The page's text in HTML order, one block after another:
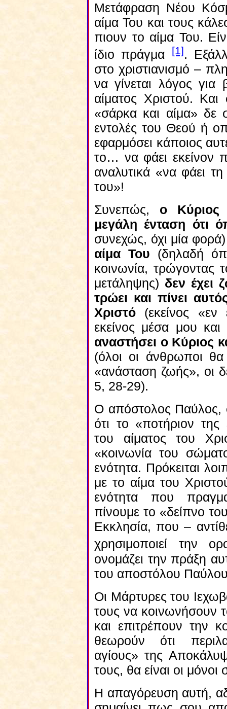
Μετάφραση Νέου
αίμα Του και τους
πιουν το αίμα Του.
ίδιο πράγμα
[1].
στο χριστιανισμό –
να γίνεται λόγος
αίματος Χριστού. Και
«σάρκα και αίμα» δε
εντολές του Θεού ή
εφαρμόσει κάποιος
το… να φάει εκείνον
αναλυτικά «να φάει
του»!
Συνεπώς, ο Κύριος
μεγάλη ένταση ότι
συνεχώς, όχι μία
αίμα Του (δηλαδή
κοινωνία, τρώγοντας
μετάληψης) δεν έχει
τρώει και πίνει
Χριστό (εκείνος
εκείνος μέσα μου
αναστήσει ο Κύριος
(όλοι οι άνθρωποι
«ανάσταση ζωής», οι
5, 28-29).
Ο απόστολος Παύλος,
ότι το «ποτήριον της
του αίματος του
«κοινωνία του
ενότητα. Πρόκειται
με το αίμα του
ενότητα που
πίνουμε το «δείπνο
Εκκλησία, που –
χρησιμοποιεί την
ονομάζει την πράξη
του αποστόλου
Οι Μάρτυρες του
τους να κοινωνήσουν
και επιτρέπουν την
θεωρούν ότι
αγίους» της
τους, θα είναι οι
Η απαγόρευση αυτή,